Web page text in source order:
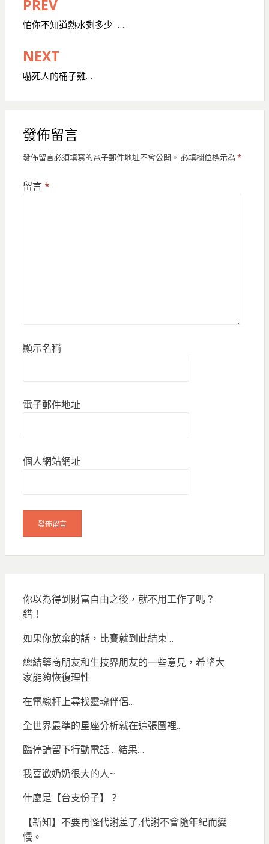
文
章
導
覽
PREV
怕你不知道熱水剩多少 ….
NEXT
嚇死人的桶子雞…
發佈留言
發佈留言必須填寫的電子郵件地址不會公開。 必填欄位標示為 *
留言*
顯示名稱
電子郵件地址
個人網站網址
你以為得到財富自由之後，就不用工作了嗎？
錯！
如果你放棄的話，比賽就到此結束…
總結藥商朋友和生技界朋友的一些意見，希望大
家能夠恢復理性
在電線杆上尋找靈魂伴侶…
全世界最準的星座分析就在這張圖裡..
臨停請留下行動電話… 結果…
我喜歡奶奶很大的人~
什麼是【台支份子】？
【新知】不要再怪代謝差了,代謝不會隨年紀而變
慢。